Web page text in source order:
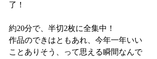
了！
約20分で、半切2枚に全集中！
作品のできはともあれ、今年一年いい
ことありそう、って思える瞬間なんで